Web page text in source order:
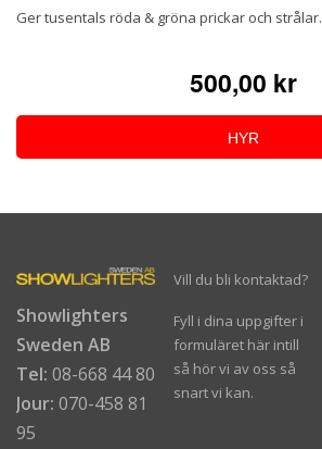
Ger tusentals röda & gröna prickar och strålar.
500,00 kr
HYR
Showlighters
Sweden AB
Tel: 08-668 44 80
Jour: 070-458 81
95
Vill du bli kontaktad?
Fyll i dina uppgifter i
formuläret här intill
så hör vi av oss så
snart vi kan.